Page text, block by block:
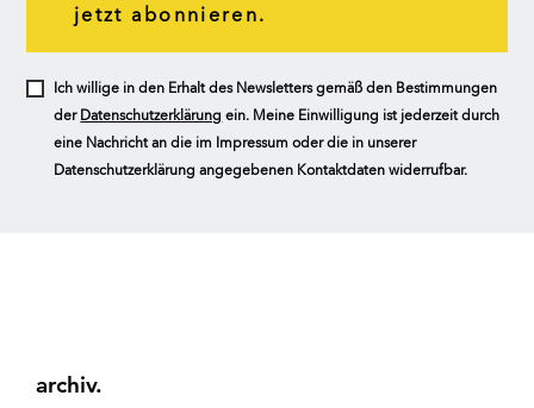
jetzt abonnieren.
Ich willige in den Erhalt des Newsletters gemäß den Bestimmungen
der Datenschutzerklärung ein. Meine Einwilligung ist jederzeit durch
eine Nachricht an die im Impressum oder die in unserer
Datenschutzerklärung angegebenen Kontaktdaten widerrufbar.
archiv.